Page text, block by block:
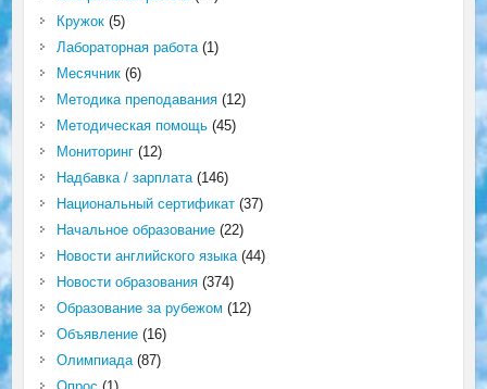
Кружок(5)
Лабораторная работа(1)
Месячник(6)
Методика преподавания(12)
Методическая помощь(45)
Мониторинг(12)
Надбавка / зарплата(146)
Национальный сертификат(37)
Начальное образование(22)
Новости английского языка(44)
Новости образования(374)
Образование за рубежом (12)
Объявление(16)
Олимпиада(87)